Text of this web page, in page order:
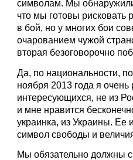
символам. Мы
что мы готовы рисковать
в бой, но у многих бои
очарованием чужой
вторая безоговорочно
Да, по национальности,
ноября 2013 года я
интересующихся, не из
и мне нравится
украинка, из Украины. Ее
символ свободы и
Мы обязательно должны